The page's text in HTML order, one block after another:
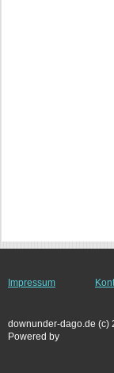
Impressum
downunder-dago.de (c)
Powered by